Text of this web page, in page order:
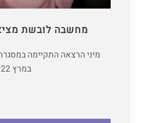
מחשבה לובשת
מיני הרצאה התקיימה
במרץ 2022